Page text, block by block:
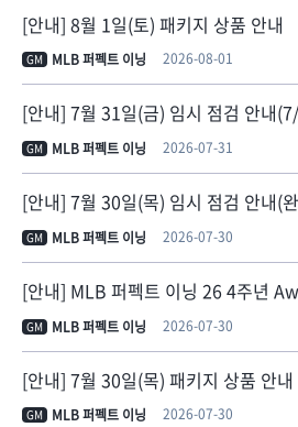
[안내] 8월 1일(토) 패키지 상품 안내
GM MLB 퍼펙트 이닝 2026-08-01
[안내] 7월 31일(금) 임시 점검 안내
GM MLB 퍼펙트 이닝 2026-07-31
[안내] 7월 30일(목) 임시 점검 안내(
GM MLB 퍼펙트 이닝 2026-07-30
[안내] MLB 퍼펙트 이닝 26 4주년
GM MLB 퍼펙트 이닝 2026-07-30
[안내] 7월 30일(목) 패키지 상품 안내
GM MLB 퍼펙트 이닝 2026-07-30